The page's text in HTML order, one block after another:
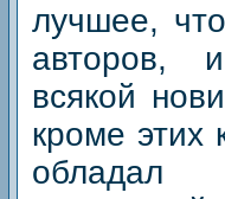
лучшее,
авторов,
всякой
кроме этих